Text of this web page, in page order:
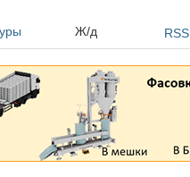
Ж/д RSS